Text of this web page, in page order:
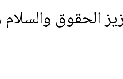
الحقوق والسلام